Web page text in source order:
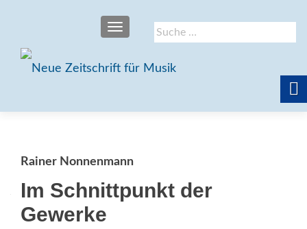
Suche
nach:
SCHALTE NAVIGATION
Rainer Nonnenmann
Im Schnittpunkt der
Gewerke